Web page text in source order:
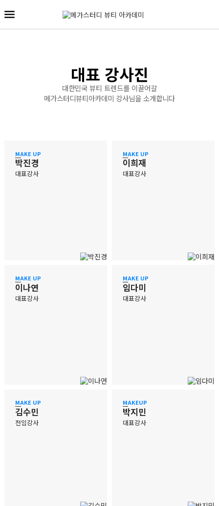
대표 강사진
대한민국 뷰티 트렌드를 이끌어갈
메가스터디뷰티아카데미 강사님을 소개합니다
MAKE UP
박진경
대표강사
MAKE UP
이희재
대표강사
MAKE UP
이나연
대표강사
MAKE UP
임다미
대표강사
MAKE UP
김수민
전임강사
MAKEUP
박지민
대표강사